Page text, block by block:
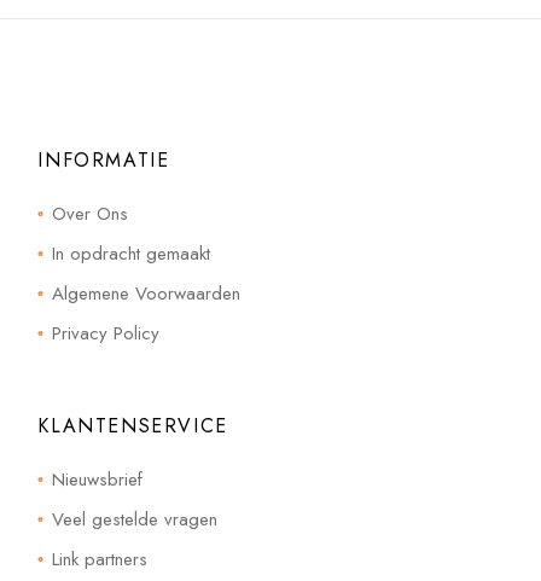
INFORMATIE
Over Ons
In opdracht gemaakt
Algemene Voorwaarden
Privacy Policy
KLANTENSERVICE
Nieuwsbrief
Veel gestelde vragen
Link partners